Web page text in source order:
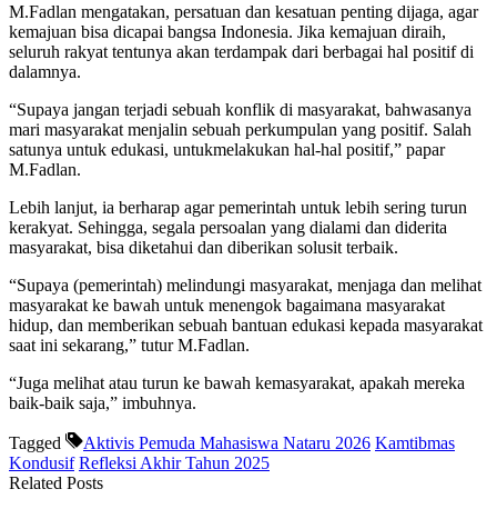
M.Fadlan mengatakan, persatuan dan kesatuan penting dijaga, agar
kemajuan bisa dicapai bangsa Indonesia. Jika kemajuan diraih,
seluruh rakyat tentunya akan terdampak dari berbagai hal positif di
dalamnya.
“Supaya jangan terjadi sebuah konflik di masyarakat, bahwasanya
mari masyarakat menjalin sebuah perkumpulan yang positif. Salah
satunya untuk edukasi, untukmelakukan hal-hal positif,” papar
M.Fadlan.
Lebih lanjut, ia berharap agar pemerintah untuk lebih sering turun
kerakyat. Sehingga, segala persoalan yang dialami dan diderita
masyarakat, bisa diketahui dan diberikan solusit terbaik.
“Supaya (pemerintah) melindungi masyarakat, menjaga dan melihat
masyarakat ke bawah untuk menengok bagaimana masyarakat
hidup, dan memberikan sebuah bantuan edukasi kepada masyarakat
saat ini sekarang,” tutur M.Fadlan.
“Juga melihat atau turun ke bawah kemasyarakat, apakah mereka
baik-baik saja,” imbuhnya.
Tagged Aktivis Pemuda Mahasiswa Nataru 2026 Kamtibmas
Kondusif Refleksi Akhir Tahun 2025
Related Posts